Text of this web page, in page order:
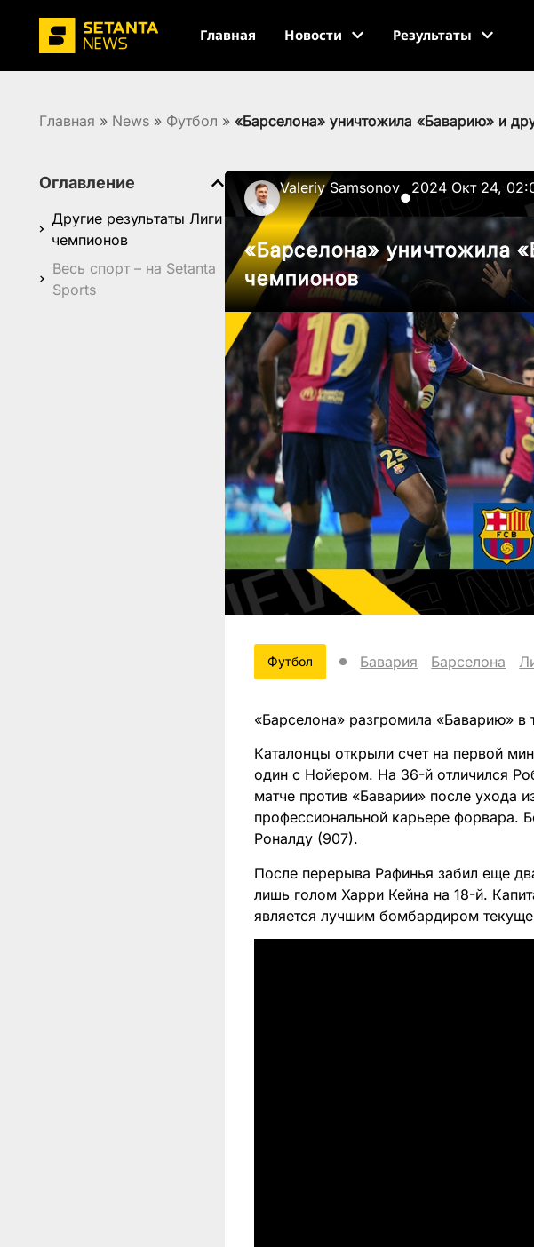
Главная Новости Результаты
Главная » News » Футбол » «Барселона» уничтожила «Баварию» и
Оглавление
Другие результаты Лиги
чемпионов
Весь спорт – на Setanta
Sports
Valeriy Samsonov
●
2024 Окт 24,
«Барселона» уничтожила
чемпионов
Футбол Бавария Барселона
«Барселона» разгромила «Баварию» в
Каталонцы открыли счет на первой
один с Нойером. На 36-й отличился
матче против «Баварии» после ухода
профессиональной карьере форвара.
Роналду (907).
После перерыва Рафинья забил еще
лишь голом Харри Кейна на 18-й.
является лучшим бомбардиром